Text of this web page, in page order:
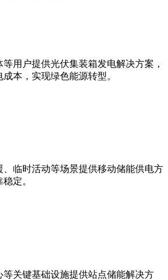
用户提供光伏集装箱发电解决方案，
本，实现绿色能源转型。
、临时活动等场景提供移动储能供电方
定。
等关键基础设施提供站点储能解决方